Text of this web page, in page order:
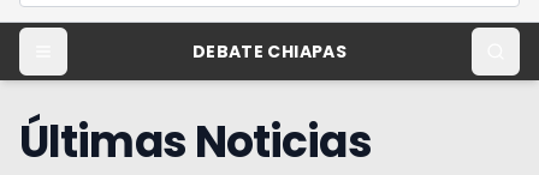
DEBATE CHIAPAS
Últimas Noticias